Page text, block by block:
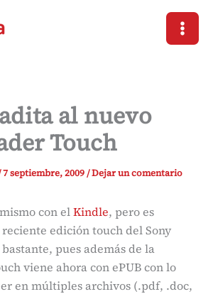
al nuevo
Touch
7 septiembre, 2009/Dejar un comentario
con elKindle, pero es
edición touch del Sony
pues además de la
viene ahora con ePUB con lo
en múltiples archivos (.pdf, .doc,